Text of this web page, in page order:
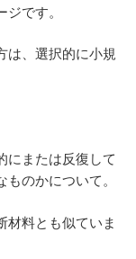
です。
は、選択的に小規
にまたは反復して
のかについて。
材料とも似ていま